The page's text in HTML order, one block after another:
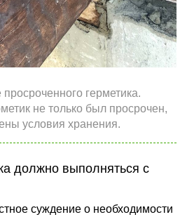
герметика.
не только был просрочен,
условия хранения.
должно выполняться с
суждение о необходимости